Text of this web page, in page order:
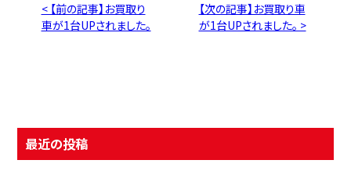
< 【前の記事】お買取り
車が1台UPされました。
【次の記事】お買取り車
が1台UPされました。 >
最近の投稿